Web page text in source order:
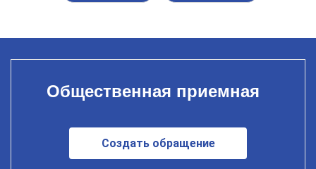
Общественная приемная
Создать обращение